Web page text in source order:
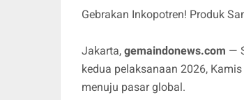
Gebrakan Inkopotren! Produk
Jakarta, gemaindonews.com —
kedua pelaksanaan 2026,
menuju pasar global.